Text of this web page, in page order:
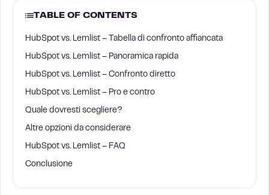
TABLE OF CONTENTS
HubSpot vs. Lemlist – Tabella di confronto affiancata
HubSpot vs. Lemlist – Panoramica rapida
HubSpot vs. Lemlist – Confronto diretto
HubSpot vs. Lemlist – Pro e contro
Quale dovresti scegliere?
Altre opzioni da considerare
HubSpot vs. Lemlist – FAQ
Conclusione